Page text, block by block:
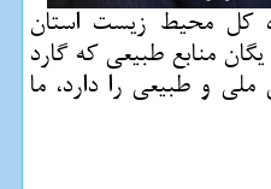
كل محیط زیست استان
منابع طبیعی كه گارد
و طبیعی را دارد، ما